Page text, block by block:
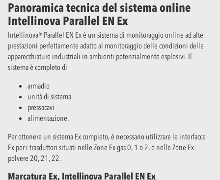
Panoramica tecnica del sistema online
Intellinova Parallel EN Ex
Intellinova® Parallel EN Ex è un sistema di monitoraggio online ad alte
prestazioni perfettamente adatto al monitoraggio delle condizioni delle
apparecchiature industriali in ambienti potenzialmente esplosivi. Il
sistema è completo di
armadio
unità di sistema
pressacavi
alimentazione.
Per ottenere un sistema Ex completo, è necessario utilizzare le interfacce
Ex per i trasduttori situati nelle Zone Ex gas 0, 1 o 2, o nelle Zone Ex
polvere 20, 21, 22.
Marcatura Ex, Intellinova Parallel EN Ex